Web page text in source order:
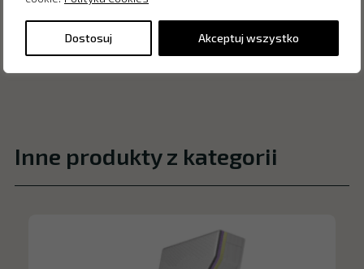
Dostosuj Akceptuj wszystko
Inne produkty z kategorii